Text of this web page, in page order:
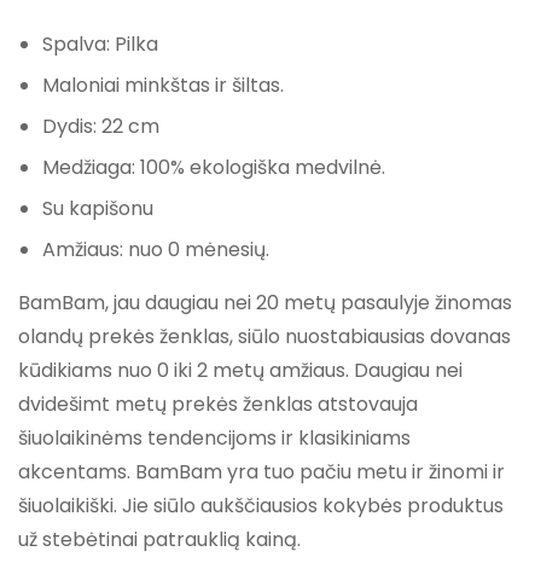
Spalva: Pilka
Maloniai minkštas ir šiltas.
Dydis: 22 cm
Medžiaga: 100% ekologiška medvilnė.
Su kapišonu
Amžiaus: nuo 0 mėnesių.
BamBam, jau daugiau nei 20 metų pasaulyje žinomas
olandų prekės ženklas, siūlo nuostabiausias dovanas
kūdikiams nuo 0 iki 2 metų amžiaus. Daugiau nei
dvidešimt metų prekės ženklas atstovauja
šiuolaikinėms tendencijoms ir klasikiniams
akcentams. BamBam yra tuo pačiu metu ir žinomi ir
šiuolaikiški. Jie siūlo aukščiausios kokybės produktus
už stebėtinai patrauklią kainą.